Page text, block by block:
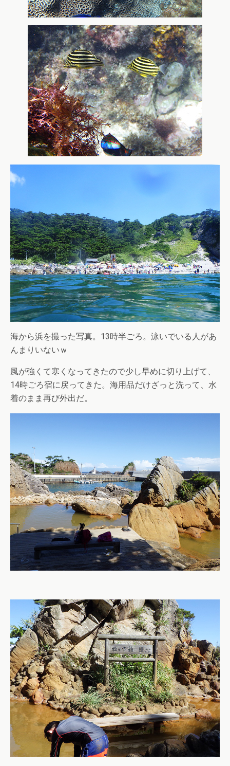
海から浜を撮った写真。13時半ごろ。泳いでいる人があ
んまりいないｗ
風が強くて寒くなってきたので少し早めに切り上げて、
14時ごろ宿に戻ってきた。海用品だけざっと洗って、水
着のまま再び外出だ。